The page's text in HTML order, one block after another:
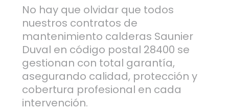
No hay que olvidar que todos
nuestros contratos de
mantenimiento calderas Saunier
Duval en código postal 28400 se
gestionan con total garantía,
asegurando calidad, protección y
cobertura profesional en cada
intervención.